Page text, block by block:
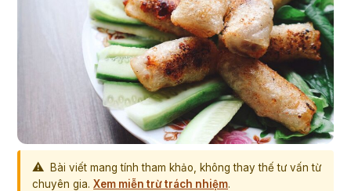
⚠
Bài viết mang tính tham khảo, không thay thế tư vấn từ
chuyên gia.Xem miễn trừ trách nhiệm.